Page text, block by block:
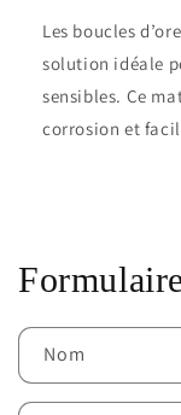
Les boucles
solution idéale
sensibles. Ce
corrosion et
Nom